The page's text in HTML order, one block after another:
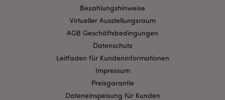
Bezahlungshinweise
Virtueller Ausstellungsraum
AGB Geschäftsbedingungen
Datenschutz
Leitfaden für Kundeninformationen
Impressum
Preisgarantie
Dateneinspeisung für Kunden
Benutzeranmeldung und die Kontoverwaltung.
Ohne unbedingt notwendige cookies kann die
Website nicht richtig genutzt werden.
CookieScriptConsent